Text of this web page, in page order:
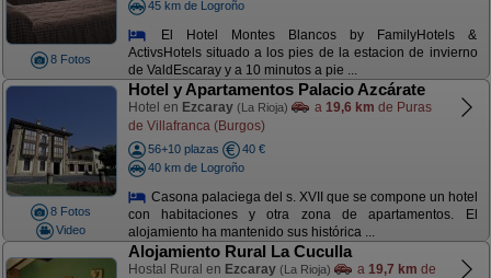
8 Fotos
45 km de Logroño
El Hotel Montes Blancos by FamilyHotels &
ActivsHotels situado a los pies de la estacion de invierno
de ValdEscaray y a 10 minutos a pie ...
8 Fotos
Video
Hotel y Apartamentos Palacio Azcárate
Hotel en Ezcaray (La Rioja) a 19,6 km de Puras
de Villafranca (Burgos)
56+10 plazas
40 €
40 km de Logroño
Casona palaciega del s. XVII que se compone un hotel
con habitaciones y otra zona de apartamentos. El
alojamiento ha mantenido sus histórica ...
Alojamiento Rural La Cuculla
Hostal Rural en Ezcaray (La Rioja) a 19,7 km de